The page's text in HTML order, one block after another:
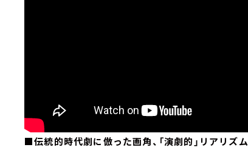
■伝統的時代劇に倣った画角、「演劇的」リアリズム